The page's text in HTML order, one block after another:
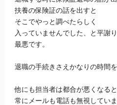
扶養の保険証の話を出すと
そこでやっと調べたらしく
入っていませんでした、と平謝り
最悪です。
退職の手続きさえかなりの時間を
他にも担当者は都合が悪くなると
常にメールも電話も無視していま